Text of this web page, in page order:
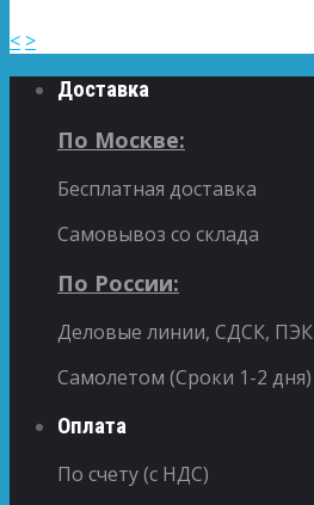
< >
Доставка
По Москве:
Бесплатная доставка
Самовывоз со склада
По России:
Деловые линии, СДСК, ПЭК
Самолетом (Сроки 1-2 дня)
Оплата
По счету (с НДС)